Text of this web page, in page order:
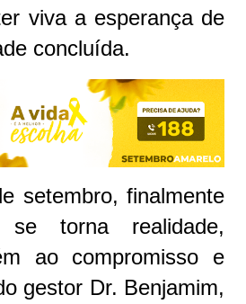
viva a esperança de
concluída.
setembro, finalmente
torna realidade,
ao compromisso e
gestor Dr. Benjamim,